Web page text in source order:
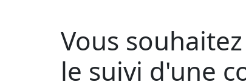
Vous
le suivi d'une